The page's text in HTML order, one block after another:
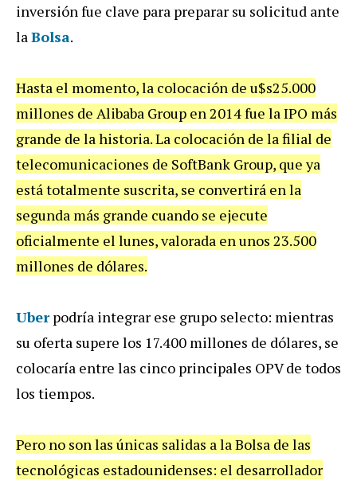
inversión fue clave para preparar su solicitud ante
laBolsa.
Hasta el momento, la colocación de u$s25.000
millones de Alibaba Group en 2014 fue la IPO más
grande de la historia. La colocación de la filial de
telecomunicaciones de SoftBank Group, que ya
está totalmente suscrita, se convertirá en la
segunda más grande cuando se ejecute
oficialmente el lunes, valorada en unos 23.500
millones de dólares.
Uberpodría integrar ese grupo selecto: mientras
su oferta supere los 17.400 millones de dólares, se
colocaría entre las cinco principales OPV de todos
los tiempos.
Pero no son las únicas salidas a la Bolsa de las
tecnológicas estadounidenses: el desarrollador